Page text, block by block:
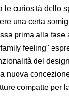
le curiosità dello
una certa
prima alla fase
feeling"
del
nuova
compatte per